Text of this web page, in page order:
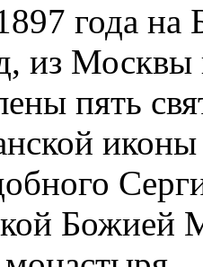
года
из Москвы
пять